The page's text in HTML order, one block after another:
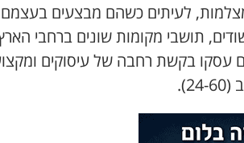
לעיתים כשהם מבצעים בעצמם
תושבי מקומות שונים ברחבי
עסקו בקשת רחבה של עיסוקים